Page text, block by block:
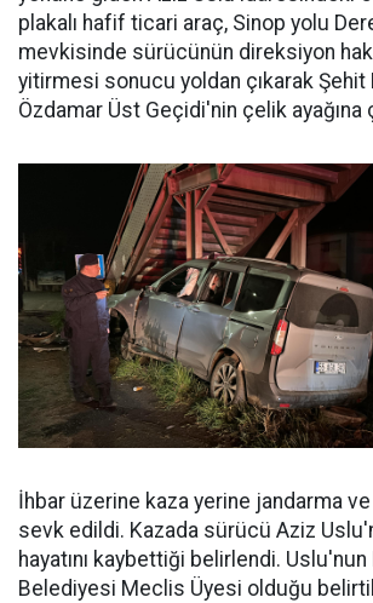
plakalı hafif ticari araç, Sinop yolu
mevkisinde sürücünün direksiyon
yitirmesi sonucu yoldan çıkarak Şehit
Özdamar Üst Geçidi'nin çelik ayağına
İhbar üzerine kaza yerine jandarma
sevk edildi. Kazada sürücü Aziz
hayatını kaybettiği belirlendi.
Belediyesi Meclis Üyesi olduğu